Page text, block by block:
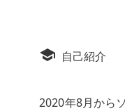
自己紹介
2020年8⽉から